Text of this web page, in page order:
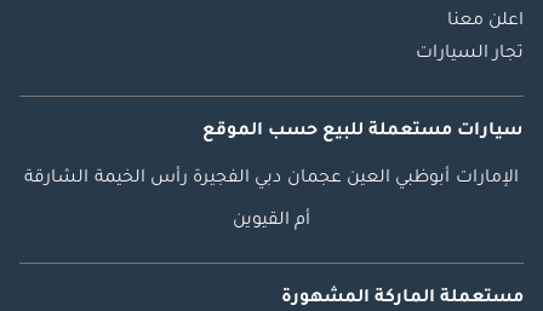
اعلن معنا
تجار السيارات
سيارات مستعملة للبيع حسب الموقع
الإمارات أبوظبي العين عجمان دبي الفجيرة رأس الخيمة الشارقة
أم القيوين
مستعملة الماركة المشهورة